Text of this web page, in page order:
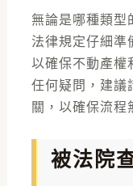
無論是哪種類型
法律規定仔細準
以確保不動產權
任何疑問，建議
關，以確保流程
被法院